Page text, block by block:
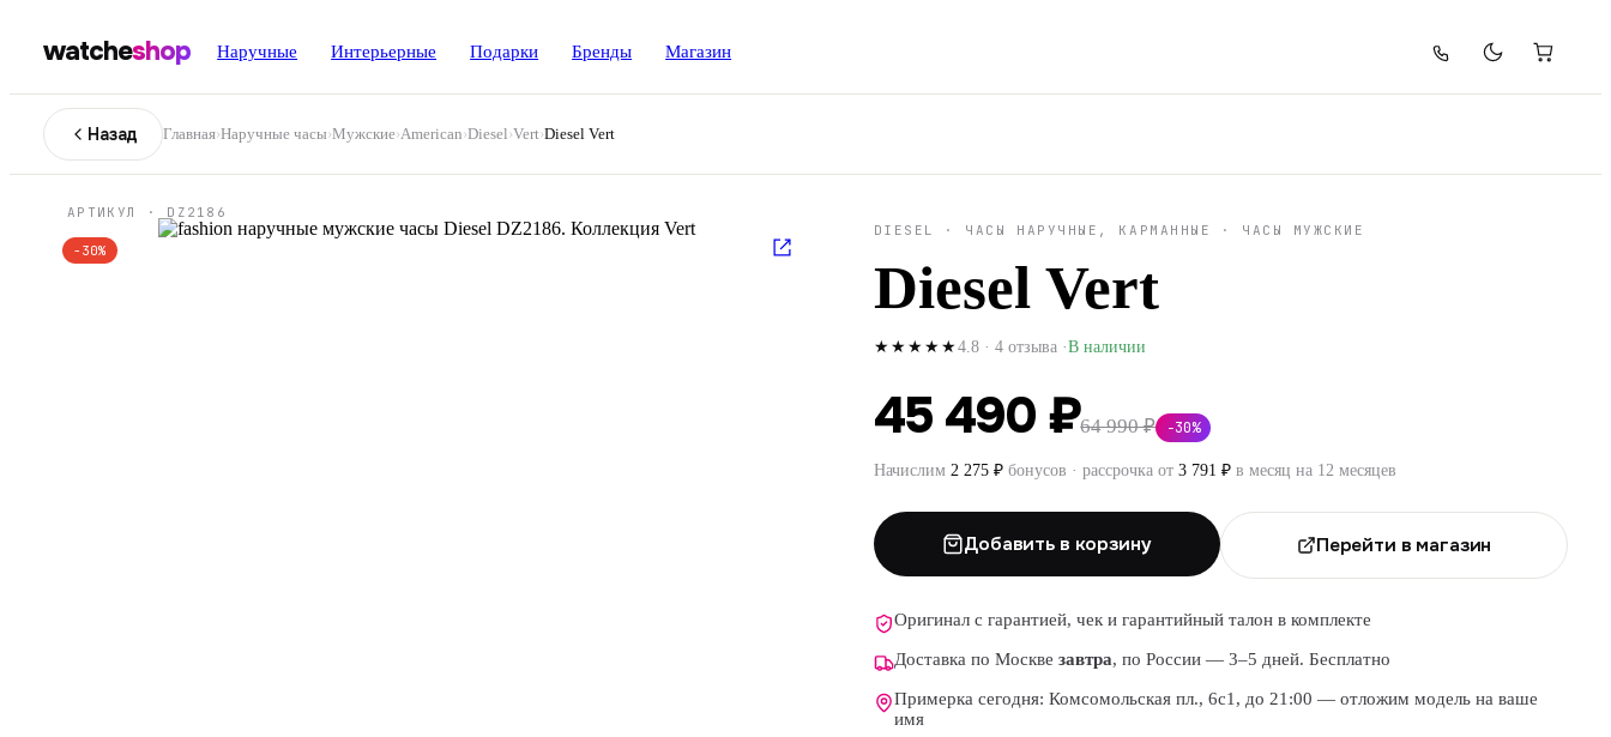
watcheshop Наручные Интерьерные Подарки Бренды Магазин
Назад Главная›Наручные часы›Мужские›American›Diesel›Vert›Diesel Vert
− 30%
АРТИКУЛ · DZ2186
DIESEL
· ЧАСЫ НАРУЧНЫЕ, КАРМАННЫЕ · ЧАСЫ МУЖСКИЕ
Diesel Vert
★★★★★4.8· 4 отзыва·В наличии
45 490 ₽64 990 ₽ −30%
Начислим 2 275₽бонусов · рассрочка от 3 791 ₽в месяц на 12 месяцев
Добавить в корзину Перейти в магазин
Оригинал с гарантией, чек и гарантийный талон в комплекте
Доставка по Москве завтра, по России — 3–5 дней. Бесплатно
Примерка сегодня: Комсомольская пл., 6с1, до 21:00 — отложим модель на ваше
имя